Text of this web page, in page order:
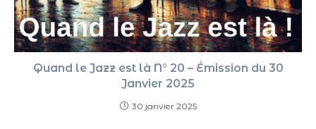
Quand le Jazz est là N° 20 – Émission du 30
Janvier 2025
30 janvier 2025